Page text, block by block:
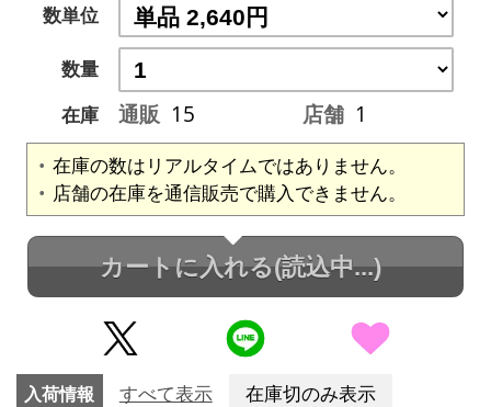
数単位
数量
在庫
通販 15 店舗 1
在庫の数はリアルタイムではありません。
店舗の在庫を通信販売で購入できません。
カートに入れる(読込中...)
入荷情報 すべて表示 在庫切のみ表示